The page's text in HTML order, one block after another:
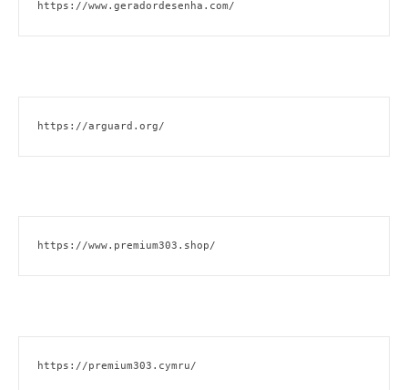
https://www.geradordesenha.com/
https://arguard.org/
https://www.premium303.shop/
https://premium303.cymru/